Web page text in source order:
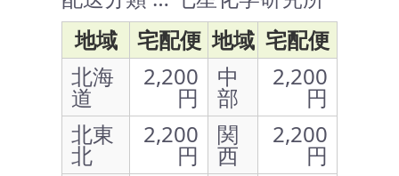
地域
宅配便 地域 宅配便
北海
道
2,200
円
中
部
2,200
円
北東
北
2,200
円
関
西
2,200
円